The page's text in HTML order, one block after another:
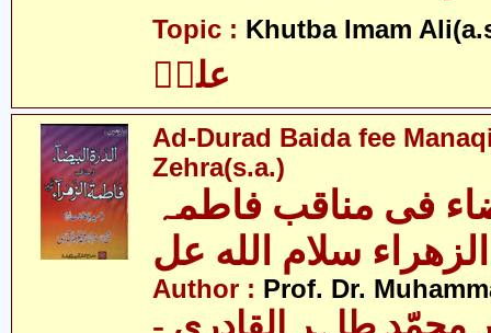
Topic : Khutba Imam
علیؑ
Ad-Durad Baida fee
Zehra(s.a.)
فی مناقب فاطمہ
الزھراء سلام الله عل
Author : Prof. Dr.